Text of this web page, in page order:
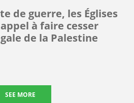
de guerre, les Églises
à faire cesser
de la Palestine
SEE MORE